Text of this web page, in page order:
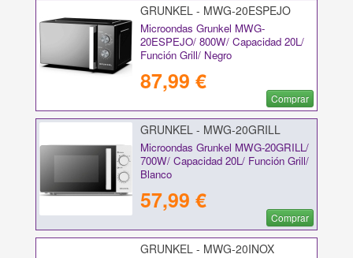
GRUNKEL - MWG-20ESPEJO
Microondas Grunkel MWG-
20ESPEJO/ 800W/ Capacidad 20L/
Función Grill/ Negro
87,99 €
Comprar
GRUNKEL - MWG-20GRILL
Microondas Grunkel MWG-20GRILL/
700W/ Capacidad 20L/ Función Grill/
Blanco
57,99 €
Comprar
GRUNKEL - MWG-20INOX